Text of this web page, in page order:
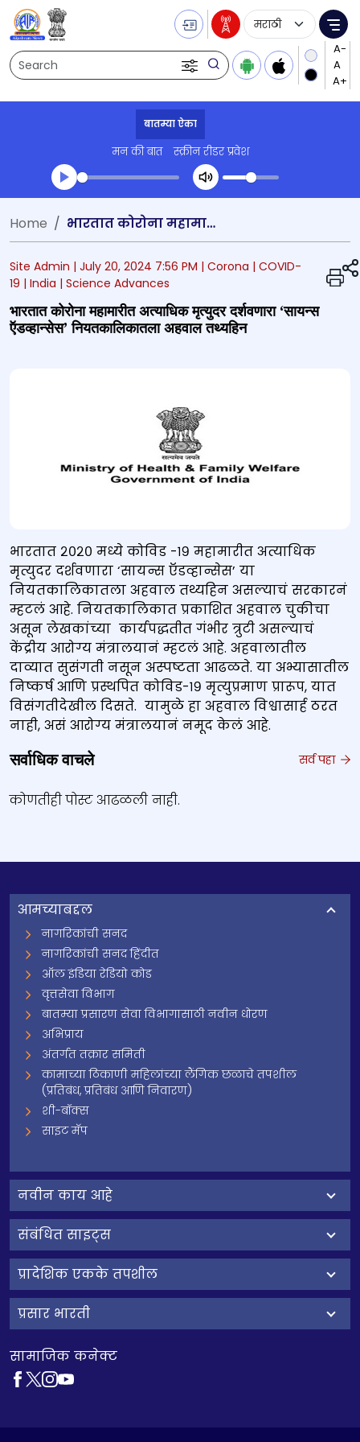
Search
Language
बातम्या ऐका
मन की बात स्क्रीन रीडर प्रवेश
Transcript summary
प्ले ऑडिओ
Home भारतात कोरोना महामारीत अत्याधिक मृत्युदर दर्शवणारा ‘सायन्स ऍडव्हान्सेस’ नियतकालिकातला अहवाल तथ्यहिन
Site Admin | July 20, 2024 7:56 PM | Corona | COVID-
19 | India | Science Advances
भारतात कोरोना महामारीत अत्याधिक मृत्युदर दर्शवणारा ‘सायन्स
ऍडव्हान्सेस’ नियतकालिकातला अहवाल तथ्यहिन
भारतात २०२० मध्ये कोविड -१९ महामारीत अत्याधिक
मृत्युदर दर्शवणारा ‘सायन्स ऍडव्हान्सेस’ या
नियतकालिकातला अहवाल तथ्यहिन असल्याचं सरकारनं
म्हटलं आहे. नियतकालिकात प्रकाशित अहवाल चुकीचा
असून लेखकांच्या कार्यपद्धतीत गंभीर त्रुटी असल्याचं
केंद्रीय आरोग्य मंत्रालयानं म्हटलं आहे. अहवालातील
दाव्यात सुसंगती नसून अस्पष्टता आढळते. या अभ्यासातील
निष्कर्ष आणि प्रस्थपित कोविड-१९ मृत्युप्रमाण प्रारूप, यात
विसंगतीदेखील दिसते. यामुळे हा अहवाल विश्वासार्ह ठरत
नाही, असं आरोग्य मंत्रालयानं नमूद केलं आहे.
सर्वाधिक वाचले सर्व पहा
कोणतीही पोस्ट आढळली नाही.
आमच्याबद्दल
नागरिकांची सनद
नागरिकांची सनद हिंदीत
ऑल इंडिया रेडियो कोड
वृत्तसेवा विभाग
बातम्या प्रसारण सेवा विभागासाठी नवीन धोरण
अभिप्राय
अंतर्गत तक्रार समिती
कामाच्या ठिकाणी महिलांच्या लैंगिक छळाचे तपशील
(प्रतिबंध, प्रतिबंध आणि निवारण)
शी-बॉक्स
साइट मॅप
नवीन काय आहे
संबंधित साइट्स
प्रादेशिक एकके तपशील
प्रसार भारती
सामाजिक कनेक्ट